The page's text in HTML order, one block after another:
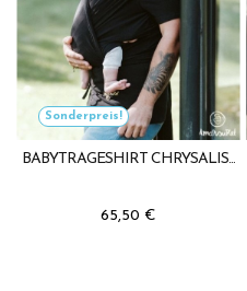
Sonderpreis!
BABYTRAGESHIRT CHRYSALIS...
65,50 €